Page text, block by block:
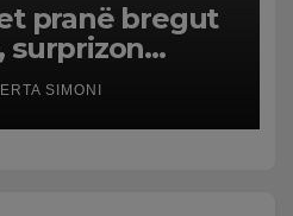
pranë bregut
surprizon
banorët
SIMONI